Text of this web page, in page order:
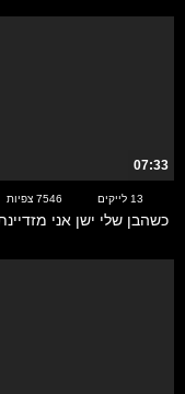
07:33
13 לייקים 7546 צפיות
כשהבן שלי ישן אני